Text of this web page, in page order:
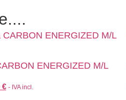
ENERGIZED M/L
€ - IVA incl.